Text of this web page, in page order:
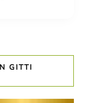
GITTI